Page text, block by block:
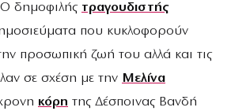
δημοφιλής τραγουδιστής
που κυκλοφορούν
προσωπική ζωή του αλλά και τις
σε σχέση με την Μελίνα
κόρη της Δέσποινας Βανδή